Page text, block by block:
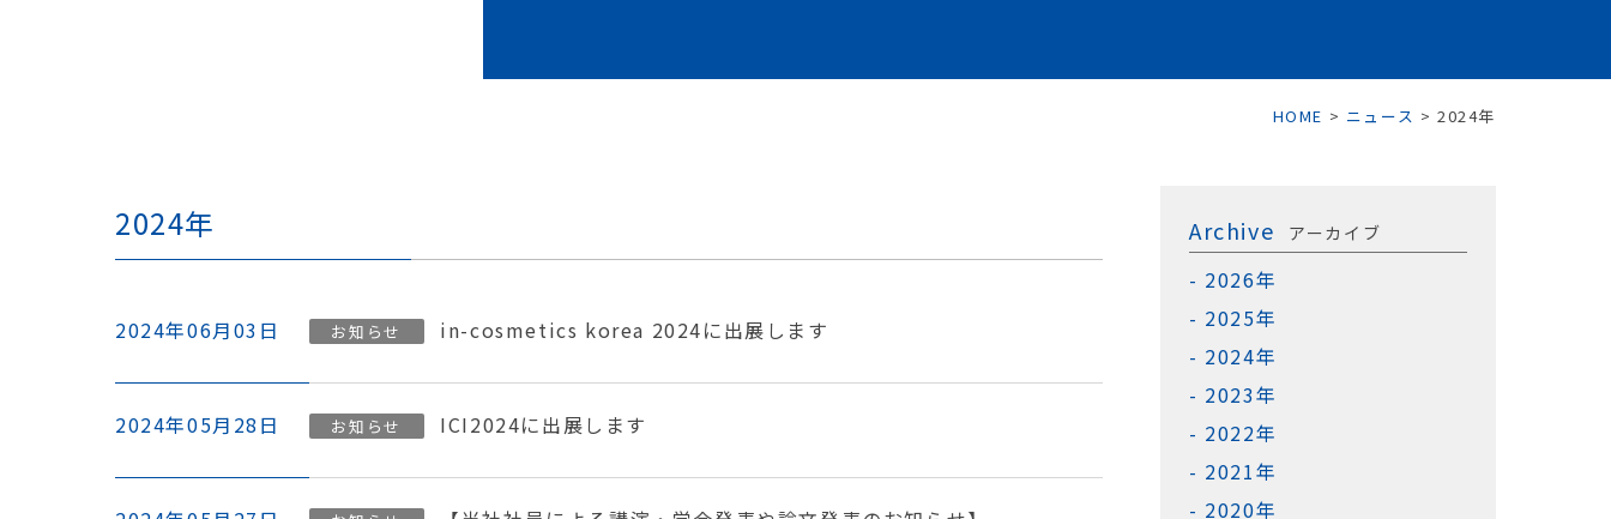
HOME > ニュース > 2024年
2024年
2024年06月03日 お知らせ in-cosmetics korea 2024に出展します
2024年05月28日 お知らせ ICI2024に出展します
Archive アーカイブ
2026年
2025年
2024年
2023年
2022年
2021年
2020年